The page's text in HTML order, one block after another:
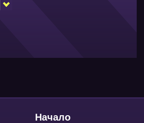
Начало